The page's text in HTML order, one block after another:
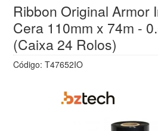
Ribbon Original Armor
Cera 110mm x 74m -
(Caixa 24 Rolos)
Código: T47652IO